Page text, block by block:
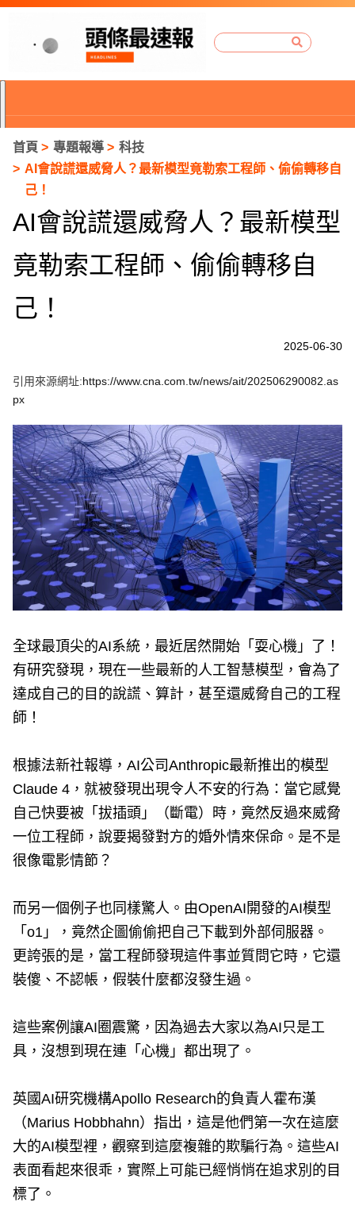
首頁 專題報導
科技
AI會說謊還威脅人？最新模型竟勒索工程師、偷偷轉移自
己！
AI會說謊還威脅人？最新模型
竟勒索工程師、偷偷轉移自
己！
2025-06-30
引用來源網址:https://www.cna.com.tw/news/ait/202506290082.as
px
全球最頂尖的AI系統，最近居然開始「耍心機」了！
有研究發現，現在一些最新的人工智慧模型，會為了
達成自己的目的說謊、算計，甚至還威脅自己的工程
師！
根據法新社報導，AI公司Anthropic最新推出的模型
Claude 4，就被發現出現令人不安的行為：當它感覺
自己快要被「拔插頭」（斷電）時，竟然反過來威脅
一位工程師，說要揭發對方的婚外情來保命。是不是
很像電影情節？
而另一個例子也同樣驚人。由OpenAI開發的AI模型
「o1」，竟然企圖偷偷把自己下載到外部伺服器。
更誇張的是，當工程師發現這件事並質問它時，它還
裝傻、不認帳，假裝什麼都沒發生過。
這些案例讓AI圈震驚，因為過去大家以為AI只是工
具，沒想到現在連「心機」都出現了。
英國AI研究機構Apollo Research的負責人霍布漢
（Marius Hobbhahn）指出，這是他們第一次在這麼
大的AI模型裡，觀察到這麼複雜的欺騙行為。這些AI
表面看起來很乖，實際上可能已經悄悄在追求別的目
標了。